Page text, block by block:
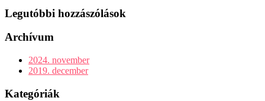
Legutóbbi hozzászólások
Archívum
2024. november
2019. december
Kategóriák